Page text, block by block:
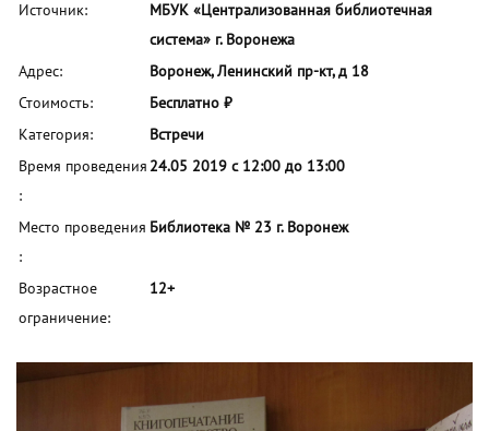
Источник:
МБУК «Централизованная библиотечная
система» г. Воронежа
Адрес:
Воронеж, Ленинский пр-кт, д 18
Стоимость:
Бесплатно ₽
Категория:
Встречи
Время проведения
:
24.05 2019 с 12:00 до 13:00
Место проведения
:
Библиотека № 23 г. Воронеж
Возрастное
ограничение:
12+